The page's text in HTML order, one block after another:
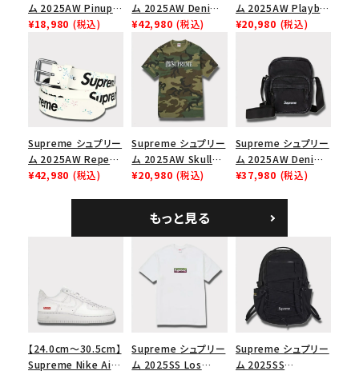
ム 2025AW Pinup
Mesh Back 5-Panel
ュバック 5パネルキャ
ップ トゥルーティン
バーHTC フォールカ
¥18,980 (税込)
ム 2025AW Denim
Backpack デニム バ
ックパック ブラック
¥42,980 (税込)
ム 2025AW Playboi
Carti Tee プレイボ
¥20,980 (税込)
Supreme シュプリー
ム 2025AW Repeat
Leather Belt リピー
¥42,980 (税込)
Supreme シュプリー
ム 2025AW Skull
Tee スカル Tシャ
¥20,980 (税込)
Supreme シュプリー
ム 2025AW Denim
Shoulder Bag デニ
¥37,980 (税込)
もっと見る
【24.0cm～30.5cm】
Supreme Nike Air
Supreme シュプリー
ム 2025SS Los
Supreme シュプリー
ム 2025SS